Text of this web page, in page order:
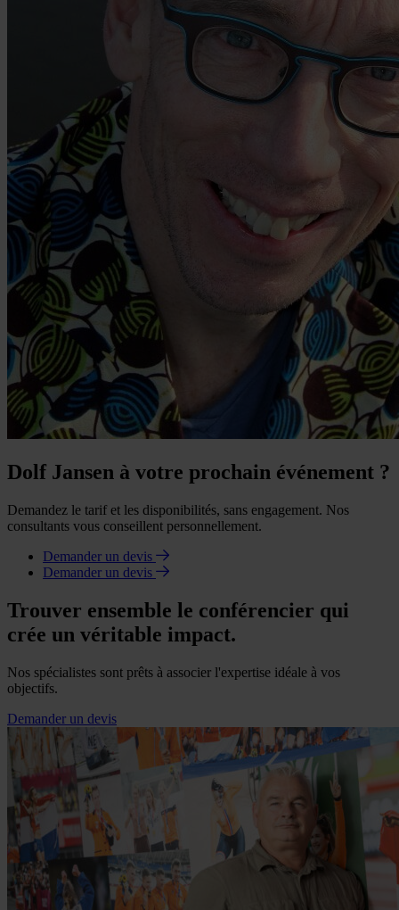
Dolf Jansen à votre prochain événement ?
Demandez le tarif et les disponibilités, sans engagement. Nos
consultants vous conseillent personnellement.
Demander un devis
Demander un devis
Trouver ensemble le conférencier qui
crée un véritable impact.
Nos spécialistes sont prêts à associer l'expertise idéale à vos
objectifs.
Demander un devis